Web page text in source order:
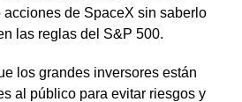
de SpaceX sin saberlo
las reglas del S&P 500.
los grandes inversores están
al público para evitar riesgos y